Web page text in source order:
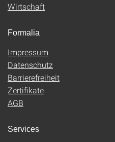
Wirtschaft
Formalia
Impressum
Datenschutz
Barrierefreiheit
Zertifikate
AGB
Services